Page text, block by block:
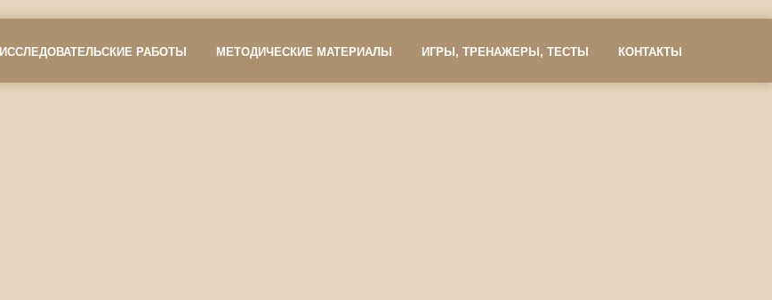
ИССЛЕДОВАТЕЛЬСКИЕ РАБОТЫ МЕТОДИЧЕСКИЕ МАТЕРИАЛЫ ИГРЫ, ТРЕНАЖЕРЫ, ТЕСТЫ КОНТАКТЫ